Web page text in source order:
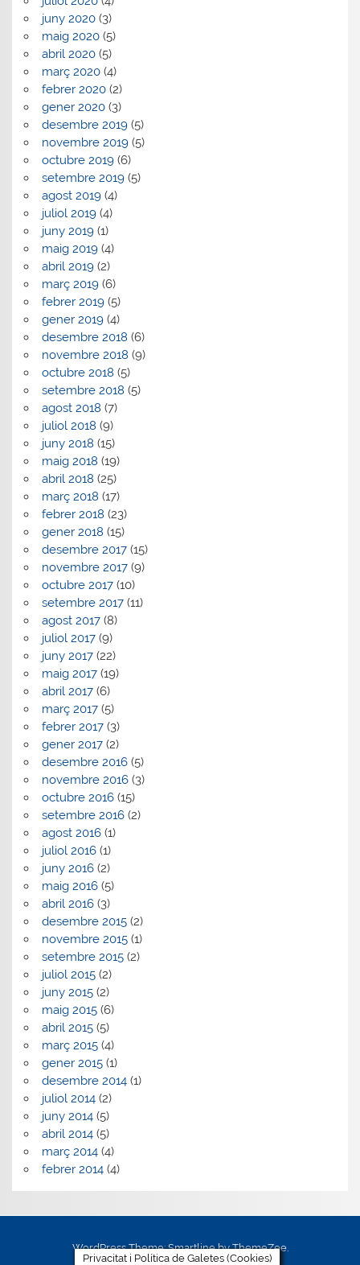
juny 2020(3)
maig 2020(5)
abril 2020(5)
març 2020(4)
febrer 2020(2)
gener 2020(3)
desembre 2019(5)
novembre 2019(5)
octubre 2019(6)
setembre 2019(5)
agost 2019(4)
juliol 2019(4)
juny 2019(1)
maig 2019(4)
abril 2019(2)
març 2019(6)
febrer 2019(5)
gener 2019(4)
desembre 2018 (6)
novembre 2018 (9)
octubre 2018 (5)
setembre 2018 (5)
agost 2018 (7)
juliol 2018 (9)
juny 2018 (15)
maig 2018 (19)
abril 2018 (25)
març 2018 (17)
febrer 2018 (23)
gener 2018 (15)
desembre 2017(15)
novembre 2017(9)
octubre 2017(10)
setembre 2017(11)
agost 2017(8)
juliol 2017(9)
juny 2017(22)
maig 2017(19)
abril 2017(6)
març 2017(5)
febrer 2017(3)
gener 2017(2)
desembre 2016(5)
novembre 2016(3)
octubre 2016(15)
setembre 2016(2)
agost 2016(1)
juliol 2016(1)
juny 2016(2)
maig 2016(5)
abril 2016(3)
desembre 2015(2)
novembre 2015(1)
setembre 2015(2)
juliol 2015(2)
juny 2015(2)
maig 2015(6)
abril 2015(5)
març 2015(4)
gener 2015(1)
desembre 2014(1)
juliol 2014(2)
juny 2014(5)
abril 2014(5)
març 2014(4)
febrer 2014(4)
WordPress Theme: Smartline by ThemeZee.
Privacitat i Política de Galetes (Cookies)